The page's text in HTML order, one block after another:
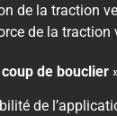
de la traction
de la traction
de bouclier
de